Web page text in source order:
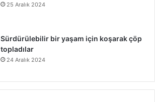
25 Aralık 2024
Sürdürülebilir bir yaşam için koşarak çöp
topladılar
24 Aralık 2024